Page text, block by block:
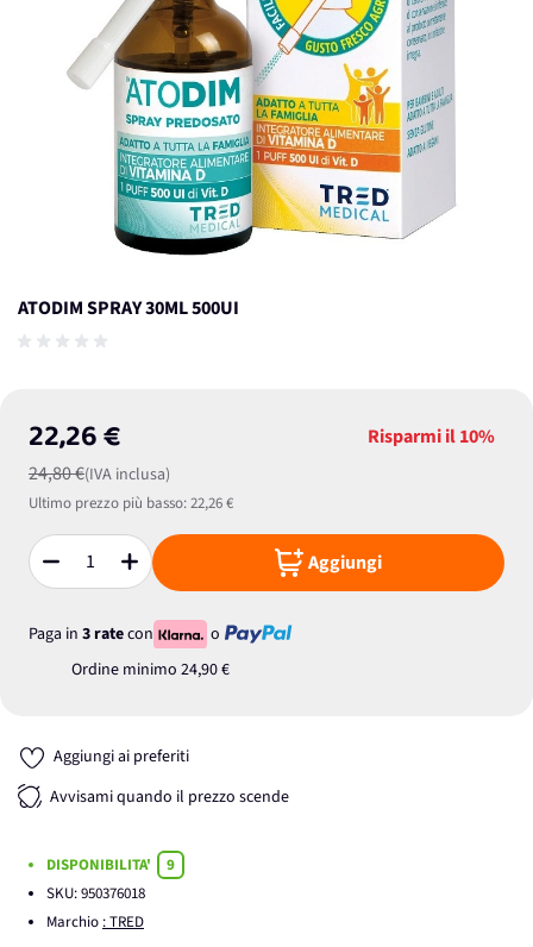
ATODIM SPRAY 30ML 500UI
22,26 €
24,80 €(IVA inclusa)
Risparmi il10%
Ultimo prezzo più basso:22,26 €
Quantità Aggiungi
Paga in 3 ratecon
o
Ordine minimo 24,90 €
Aggiungi ai preferiti
Avvisami quando il prezzo scende
DISPONIBILITA'
9
SKU:950376018
Marchio : TRED